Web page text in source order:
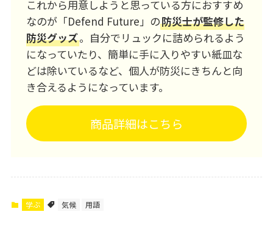
これから用意しようと思っている方におすすめ
なのが「Defend Future」の防災士が監修した
防災グッズ。自分でリュックに詰められるよう
になっていたり、簡単に手に入りやすい紙皿な
どは除いているなど、個人が防災にきちんと向
き合えるようになっています。
商品詳細はこちら
学ぶ 気候 用語